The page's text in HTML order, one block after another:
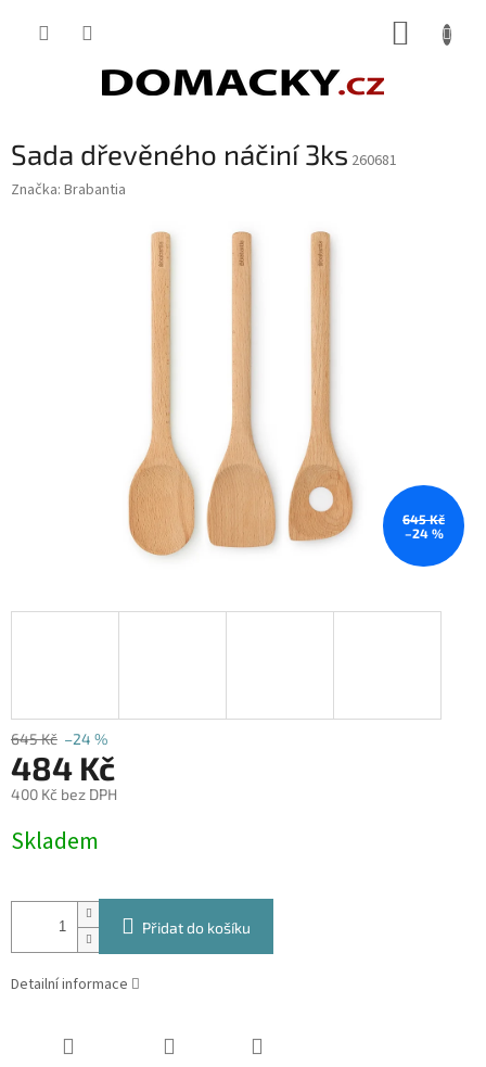
Sada dřevěného náčiní 3ks 260681
Značka: Brabantia
645 Kč
–24 %
645 Kč –24 %
484 Kč
400 Kč bez DPH
cena:
Skladem
Přidat do košíku
Detailní informace